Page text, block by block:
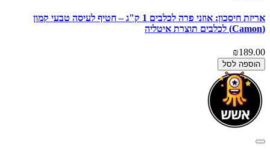
אריזת חיסכון: אוזני פרה לכלבים 1 ק"ג – חטיף לעיסה טבעי קמון
(Camon) לכלבים תוצרת איטליה
₪189.00
הוספה לסל